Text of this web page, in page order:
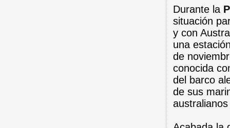
Durante la
situación
y con
una
de
conocida
del barco
de sus